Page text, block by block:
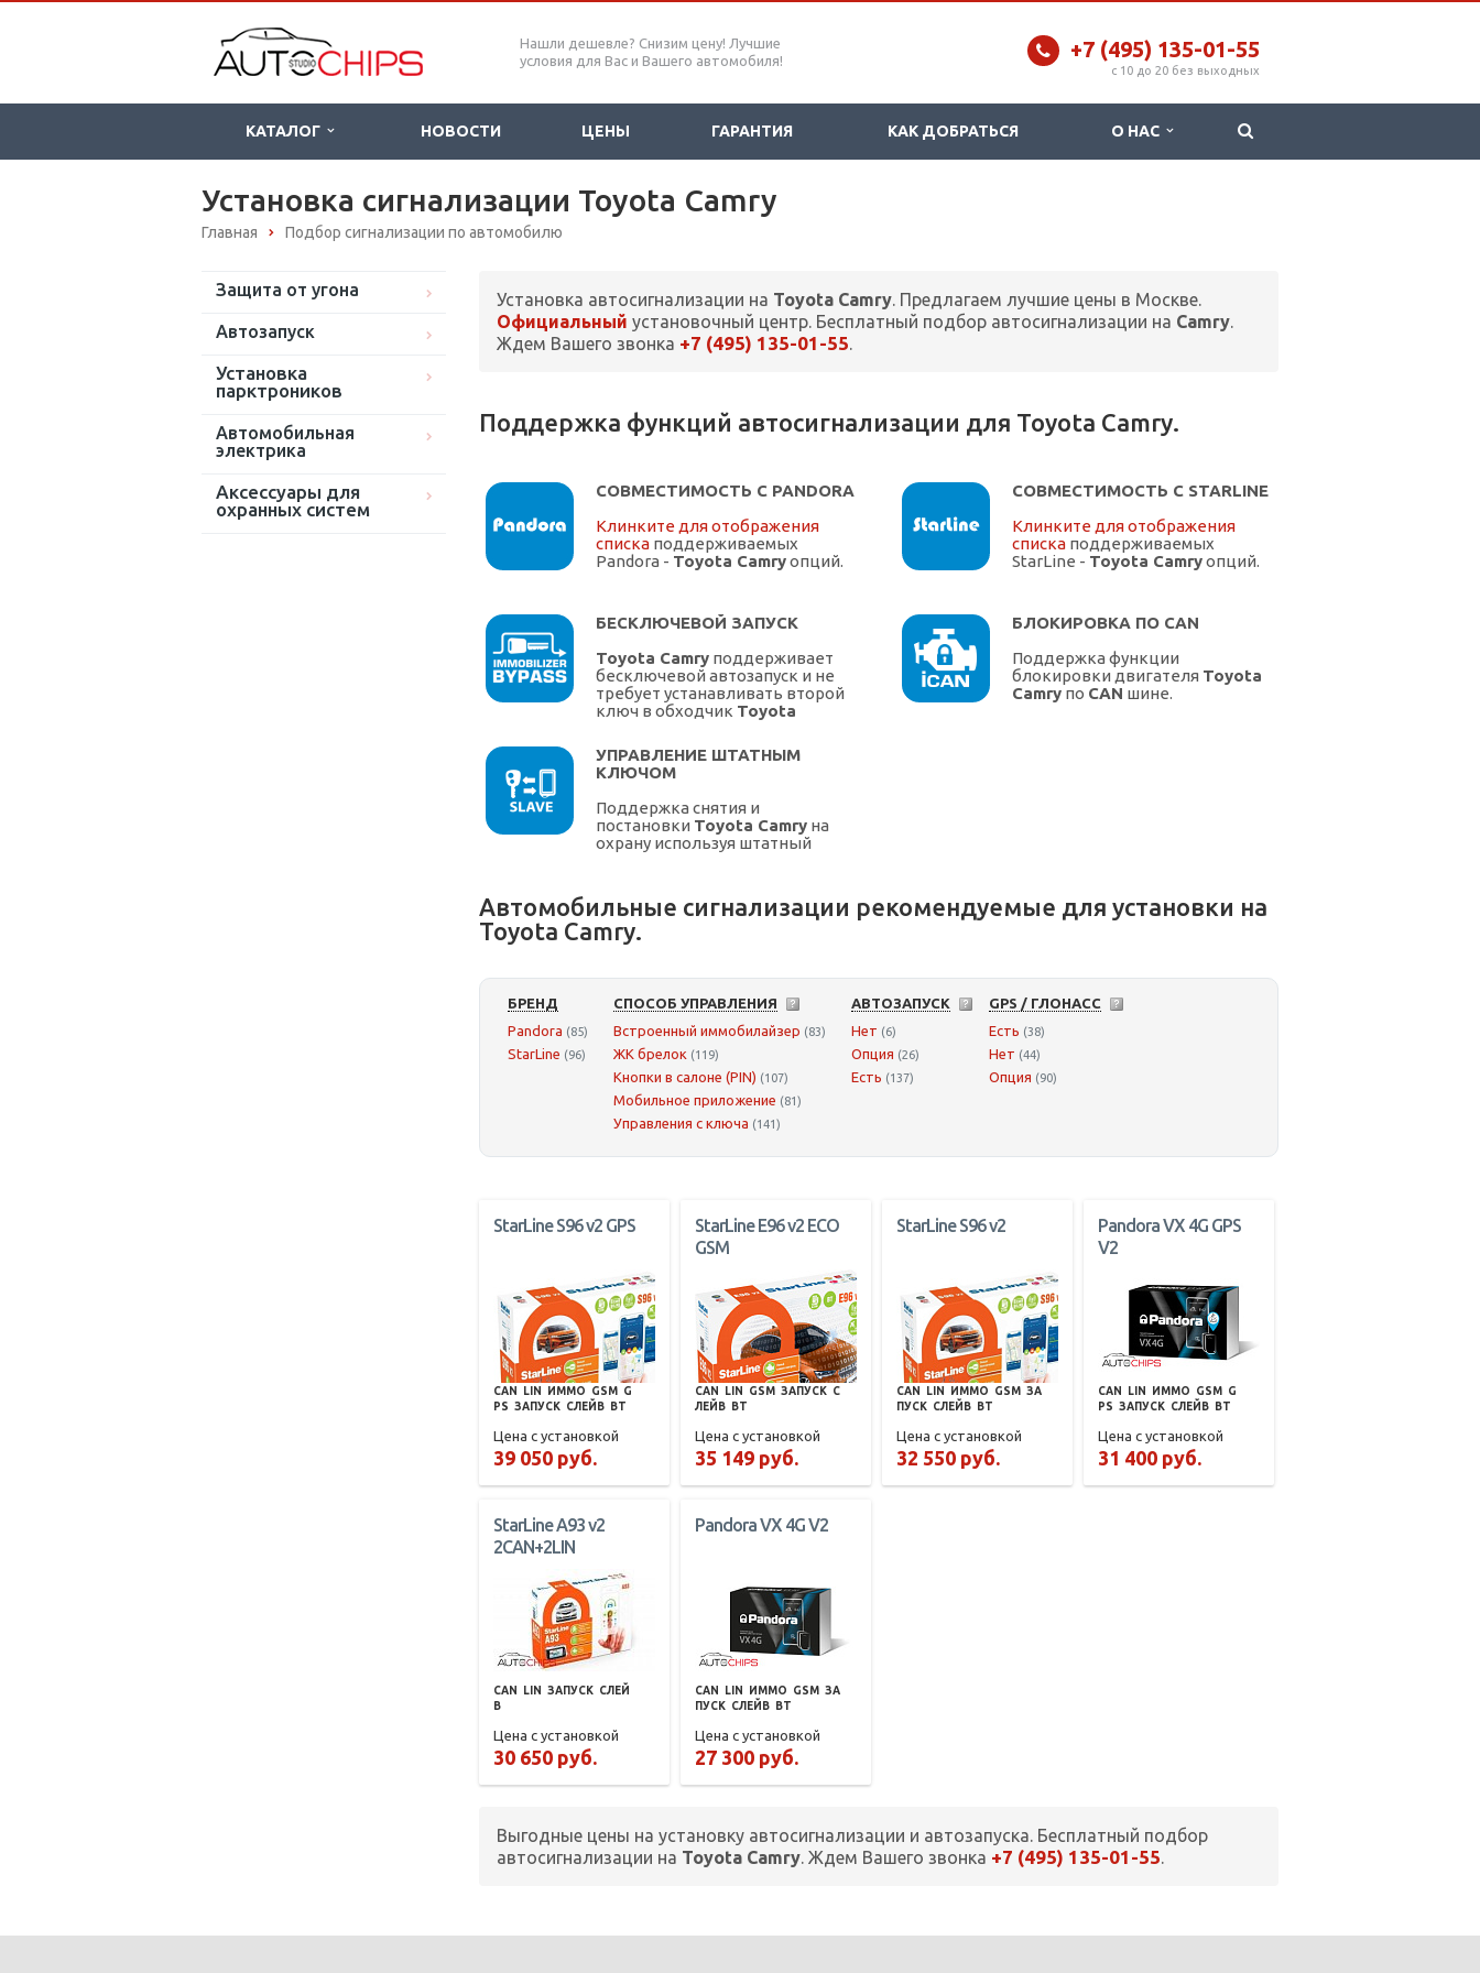
Нашли дешевле? Снизим цену! Лучшие
условия для Вас и Вашего автомобиля!
+7 (495) 135-01-55
c 10 до 20 без выходных
КАТАЛОГ НОВОСТИ ЦЕНЫ ГАРАНТИЯ КАК ДОБРАТЬСЯ О НАС
Установка сигнализации Toyota Camry
Главная Подбор сигнализации по автомобилю
Защита от угона
Автозапуск
Установка
парктроников
Автомобильная
электрика
Аксессуары для
охранных систем
Установка автосигнализации на Toyota Camry. Предлагаем лучшие цены в Москве.
Официальный установочный центр. Бесплатный подбор автосигнализации на Camry.
Ждем Вашего звонка +7 (495) 135-01-55.
Поддержка функций автосигнализации для Toyota Camry.
СОВМЕСТИМОСТЬ С PANDORA
Клинките для отображения
списка поддерживаемых
Pandora - Toyota Camryопций.
СОВМЕСТИМОСТЬ С STARLINE
Клинките для отображения
списка поддерживаемых
StarLine - Toyota Camryопций.
БЕСКЛЮЧЕВОЙ ЗАПУСК
Toyota Camry поддерживает
бесключевой автозапуск и не
требует устанавливать второй
ключ в обходчик Toyota
БЛОКИРОВКА ПО CAN
Поддержка функции
блокировки двигателя Toyota
Camry по CAN шине.
УПРАВЛЕНИЕ ШТАТНЫМ
КЛЮЧОМ
Поддержка снятия и
постановки Toyota Camry на
охрану используя штатный
Автомобильные сигнализации рекомендуемые для установки на
Toyota Camry.
БРЕНД
Pandora (85)
StarLine (96)
СПОСОБ УПРАВЛЕНИЯ
Встроенный иммобилайзер (83)
ЖК брелок (119)
Кнопки в салоне (PIN) (107)
Мобильное приложение (81)
Управления с ключа (141)
АВТОЗАПУСК
Нет (6)
Опция (26)
Есть (137)
GPS / ГЛОНАСС
Есть (38)
Нет (44)
Опция (90)
StarLine S96 v2 GPS
CAN LIN ИММО GSM G
PS ЗАПУСК СЛЕЙВ BT
Цена с установкой
39 050 руб.
StarLine E96 v2 ECO
GSM
CAN LIN GSM ЗАПУСК С
ЛЕЙВ
BT
Цена с установкой
35 149 руб.
StarLine S96 v2
CAN LIN ИММО GSM ЗА
ПУСК СЛЕЙВ BT
Цена с установкой
32 550 руб.
Pandora VX 4G GPS
V2
CAN LIN ИММО GSM G
PS ЗАПУСК СЛЕЙВ BT
Цена с установкой
31 400 руб.
StarLine A93 v2
2CAN+2LIN
CAN LIN ЗАПУСК СЛЕЙ
В
Цена с установкой
30 650 руб.
Pandora VX 4G V2
CAN LIN ИММО GSM ЗА
ПУСК СЛЕЙВ BT
Цена с установкой
27 300 руб.
Выгодные цены на установку автосигнализации и автозапуска. Бесплатный подбор
автосигнализации на Toyota Camry. Ждем Вашего звонка +7 (495) 135-01-55.